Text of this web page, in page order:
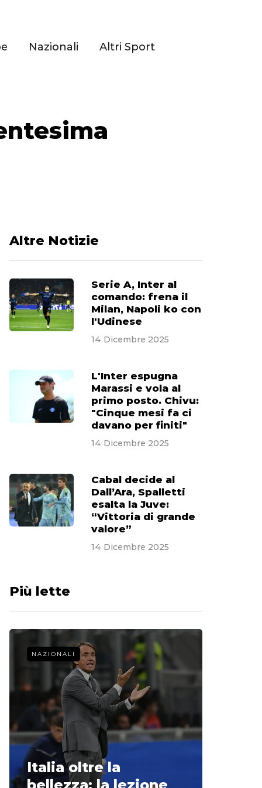
Nazionali Altri Sport
Altre Notizie
Serie A, Inter al
comando: frena il
Milan, Napoli ko con
l'Udinese
14 Dicembre 2025
L'Inter espugna
Marassi e vola al
primo posto. Chivu:
"Cinque mesi fa ci
davano per finiti"
14 Dicembre 2025
Cabal decide al
Dall’Ara, Spalletti
esalta la Juve:
“Vittoria di grande
valore”
14 Dicembre 2025
Più lette
NAZIONALI
Italia oltre la